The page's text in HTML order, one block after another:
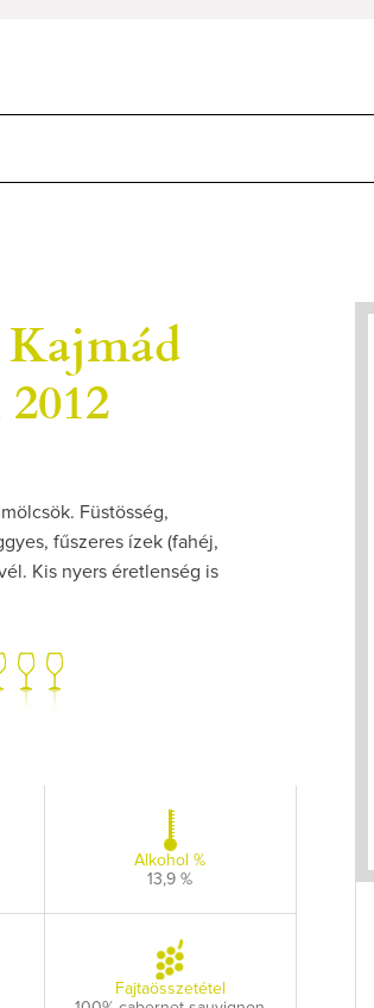
Füstösség,
fűszeres ízek (fahéj,
Kis nyers éretlenség is
Alkohol %
13,9 %
Fajtaösszetétel
Az extra ráadás fotók mellett a legjobb